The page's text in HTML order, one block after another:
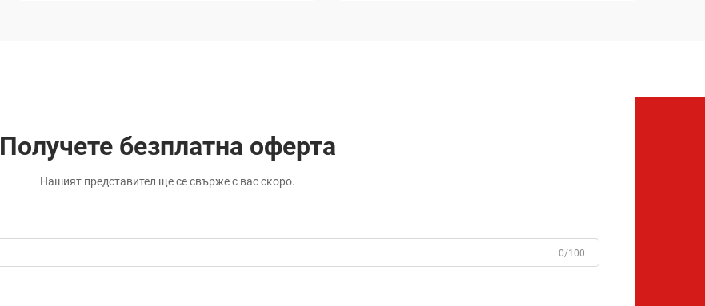
Получете безплатна оферта
Нашият представител ще се свърже с вас скоро.
0/100